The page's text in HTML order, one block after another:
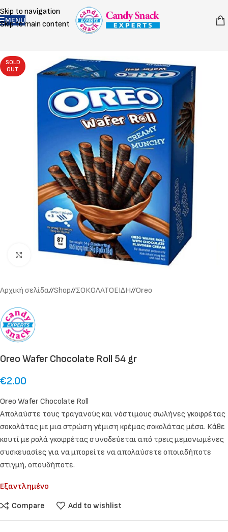
Skip to navigation
Skip to main content
MENU
SOLD
OUT
Click to enlarge
Αρχική σελίδα/ Shop/ ΣΟΚΟΛΑΤΟΕΙΔΗ/ Oreo
Oreo Wafer Chocolate Roll 54 gr
€2.00
Oreo Wafer Chocolate Roll
Απολαύστε τους τραγανούς και νόστιμους σωλήνες γκοφρέτας
σοκολάτας με μια στρώση γέμιση κρέμας σοκολάτας μέσα. Κάθε
κουτί με ρολά γκοφρέτας συνοδεύεται από τρεις μεμονωμένες
συσκευασίες για να μπορείτε να απολαύσετε οποιαδήποτε
στιγμή, οπουδήποτε.
Εξαντλημένο
Compare
Add to wishlist